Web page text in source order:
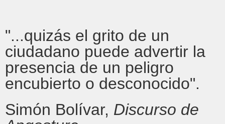
"...quizás el grito de un
ciudadano puede advertir la
presencia de un peligro
encubierto o desconocido".
Simón Bolívar, Discurso de